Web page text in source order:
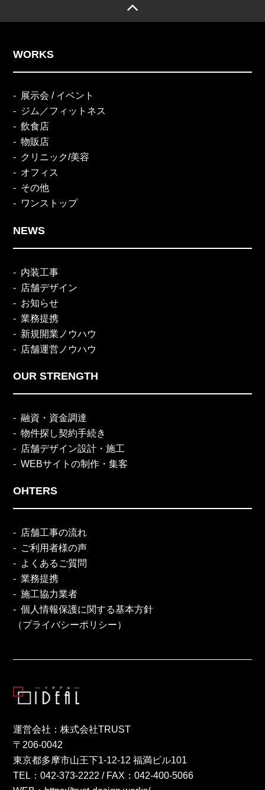
WORKS
展示会 / イベント
ジム／フィットネス
飲食店
物販店
クリニック/美容
オフィス
その他
ワンストップ
NEWS
内装工事
店舗デザイン
お知らせ
業務提携
新規開業ノウハウ
店舗運営ノウハウ
OUR STRENGTH
融資・資金調達
物件探し契約手続き
店舗デザイン設計・施工
WEBサイトの制作・集客
OHTERS
店舗工事の流れ
ご利用者様の声
よくあるご質問
業務提携
施工協力業者
個人情報保護に関する基本方針
（プライバシーポリシー）
運営会社：株式会社TRUST
〒206-0042
東京都多摩市山王下1-12-12 福満ビル101
TEL：042-373-2222 / FAX：042-400-5066